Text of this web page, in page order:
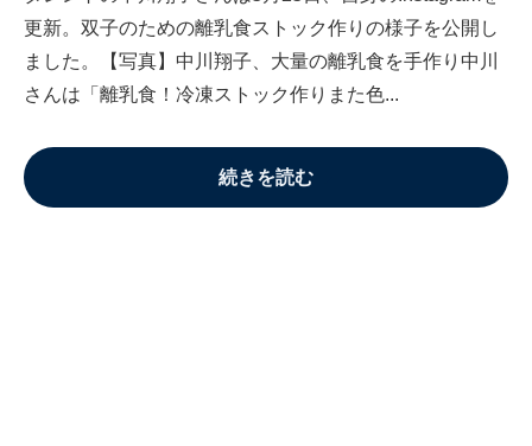
更新。双子のための離乳食ストック作りの様子を公開し
ました。【写真】中川翔子、大量の離乳食を手作り中川
さんは「離乳食！冷凍ストック作りまた色...
続きを読む